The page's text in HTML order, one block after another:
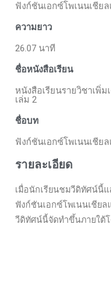
ฟังก์ชันเอกซ์โพเนนเชีย
ความยาว
26.07 นาที
ชื่อหนังสือเรียน
หนังสือเรียนรายวิชาเ
เล่ม 2
ชื่อบท
ฟังก์ชันเอกซ์โพเนนเชีย
รายละเอียด
เมื่อนักเรียนชมวีดิทัศน์นี้
ฟังก์ชันเอกซ์โพเนนเชีย
วีดิทัศน์นี้จัดทำขึ้นภายใต้